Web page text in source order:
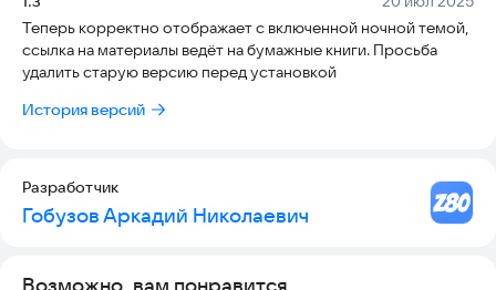
Теперь корректно отображает с включенной ночной темой,
ссылка на материалы ведёт на бумажные книги. Просьба
удалить старую версию перед установкой
История версий
Разработчик
Гобузов Аркадий Николаевич